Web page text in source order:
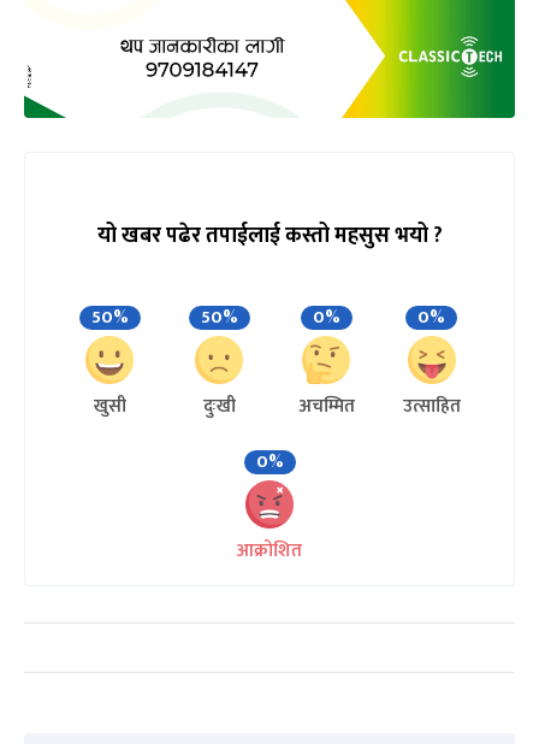
यो खबर पढेर तपाईलाई कस्तो महसुस भयो ?
50%
खुसी
50%
दुःखी
0%
अचम्मित
0%
उत्साहित
0%
आक्रोशित